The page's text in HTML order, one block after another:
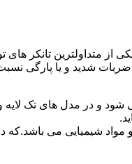
از متداولترین تانکر
ضربات شدید و یا پارگی
شود و در مدل های تک
مواد شیمیایی می